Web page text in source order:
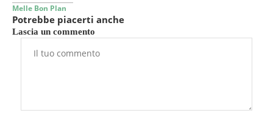
Melle Bon Plan
Potrebbe piacerti anche
Lascia un commento